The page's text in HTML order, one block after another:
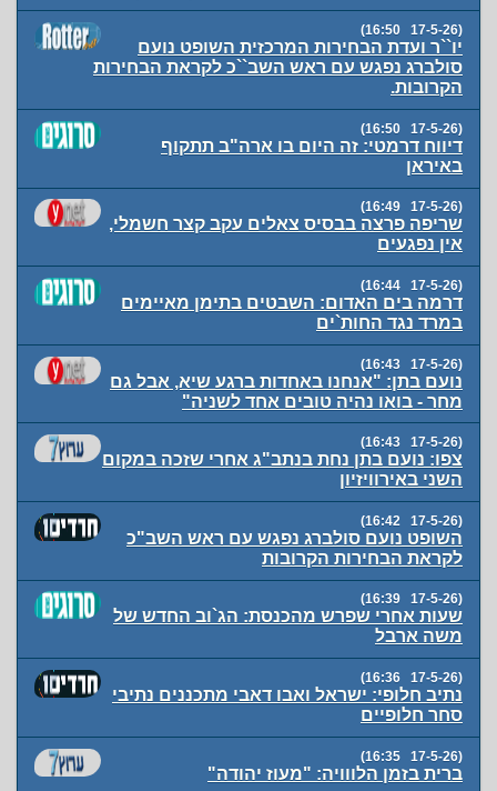
(17-5-26 16:50)
יו``ר ועדת הבחירות המרכזית השופט נועם
סולברג נפגש עם ראש השב``כ לקראת הבחירות
הקרובות.
(17-5-26 16:50)
דיווח דרמטי: זה היום בו ארה"ב תתקוף
באיראן
(17-5-26 16:49)
שריפה פרצה בבסיס צאלים עקב קצר חשמלי,
אין נפגעים
(17-5-26 16:44)
דרמה בים האדום: השבטים בתימן מאיימים
במרד נגד החות`ים
(17-5-26 16:43)
נועם בתן: "אנחנו באחדות ברגע שיא, אבל גם
מחר - בואו נהיה טובים אחד לשניה"
(17-5-26 16:43)
צפו: נועם בתן נחת בנתב"ג אחרי שזכה במקום
השני באירוויזיון
(17-5-26 16:42)
השופט נועם סולברג נפגש עם ראש השב"כ
לקראת הבחירות הקרובות
(17-5-26 16:39)
שעות אחרי שפרש מהכנסת: הג`וב החדש של
משה ארבל
(17-5-26 16:36)
נתיב חלופי: ישראל ואבו דאבי מתכננים נתיבי
סחר חלופיים
(17-5-26 16:35)
ברית בזמן הלווויה: "מעוז יהודה"